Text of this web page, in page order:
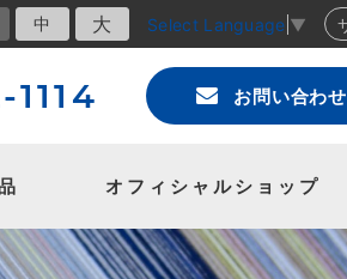
Select Language ▼
中 大
お問い合わせ
オフィシャルショップ